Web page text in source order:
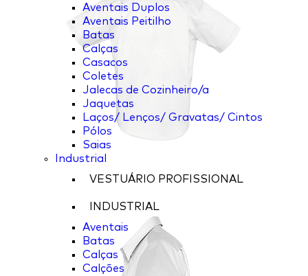
Aventais Duplos
Aventais Peitilho
Batas
Calças
Casacos
Coletes
Jalecas de Cozinheiro/a
Jaquetas
Laços/ Lenços/ Gravatas/ Cintos
Pólos
Saias
Industrial
VESTUÁRIO PROFISSIONAL
INDUSTRIAL
Aventais
Batas
Calças
Calções